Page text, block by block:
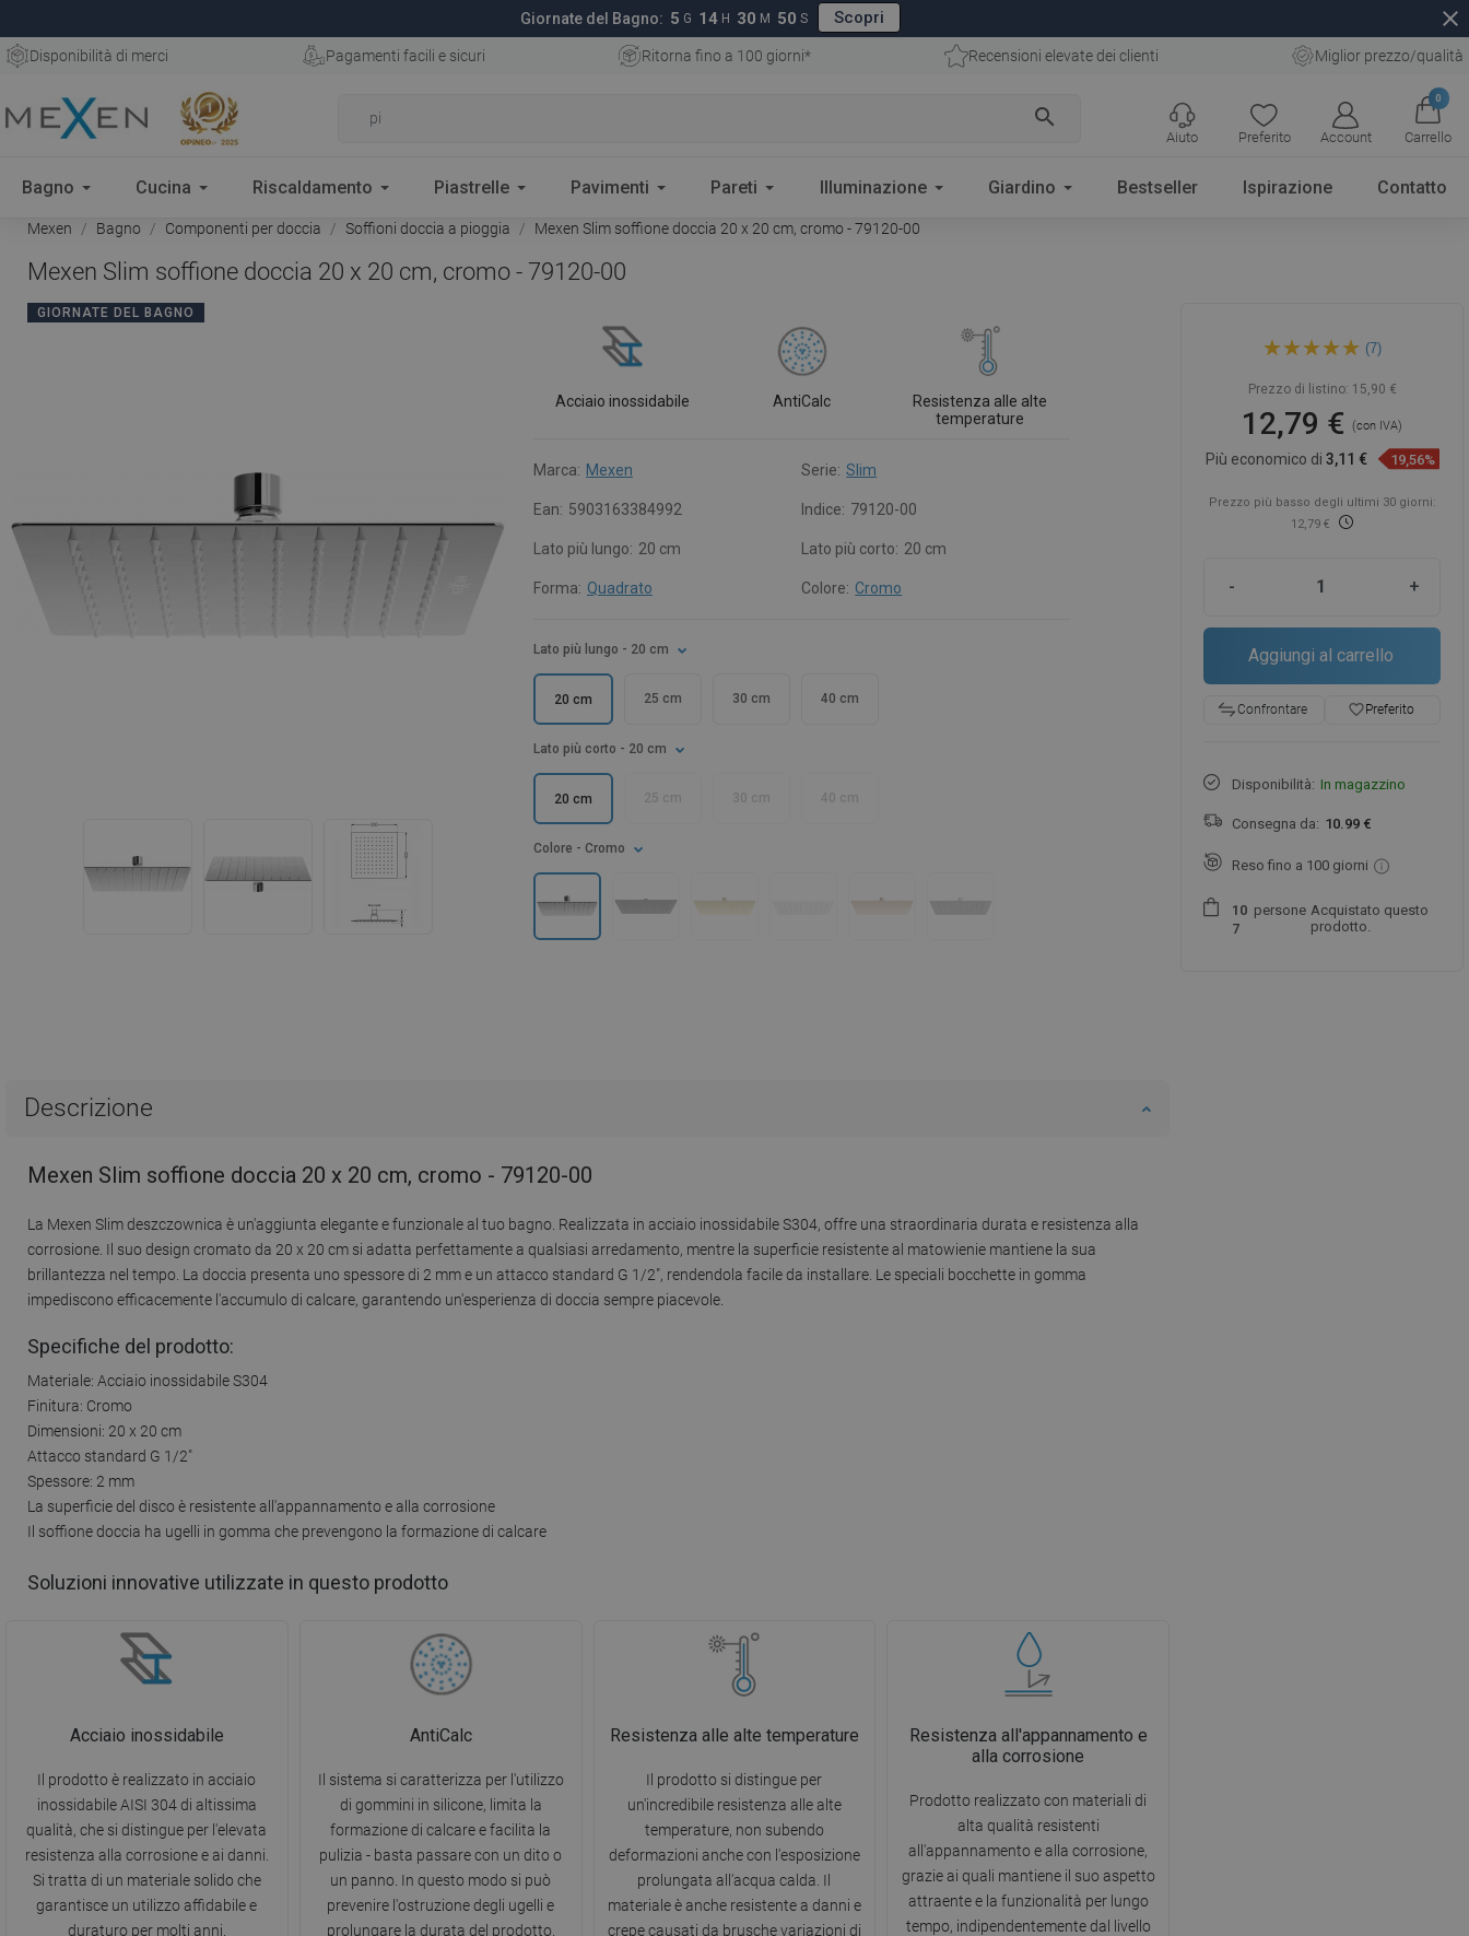
Giornate del Bagno: 5 G 14 H 30 M 49 S Scopri close
Disponibilità di merci Pagamenti facili e sicuri Ritorna fino a 100 giorni* Recensioni elevate dei clienti Miglior prezzo/qualità
search
Preferito Account
0
Carrello
Aiuto
Bagno Cucina Riscaldamento Piastrelle Pavimenti Pareti Illuminazione Giardino Bestseller Ispirazione Contatto
Mexen Bagno Componenti per doccia Soffioni doccia a pioggia Mexen Slim soffione doccia 20 x 20 cm, cromo - 79120-00
Mexen Slim soffione doccia 20 x 20 cm, cromo - 79120-00
GIORNATE DEL BAGNO
Acciaio inossidabile AntiCalc
Resistenza alle alte
temperature
Marca: Mexen Serie: Slim
Ean: 5903163384992 Indice: 79120-00
Lato più lungo: 20 cm Lato più corto: 20 cm
Forma: Quadrato Colore: Cromo
Lato più lungo - 20 cm
20 cm 25 cm 30 cm 40 cm
Lato più corto - 20 cm
20 cm 25 cm 30 cm 40 cm
Colore - Cromo
Descrizione
Mexen Slim soffione doccia 20 x 20 cm, cromo - 79120-00
La Mexen Slim deszczownica è un'aggiunta elegante e funzionale al tuo bagno. Realizzata in acciaio inossidabile S304, offre una straordinaria durata e resistenza alla
corrosione. Il suo design cromato da 20 x 20 cm si adatta perfettamente a qualsiasi arredamento, mentre la superficie resistente al matowienie mantiene la sua
brillantezza nel tempo. La doccia presenta uno spessore di 2 mm e un attacco standard G 1/2", rendendola facile da installare. Le speciali bocchette in gomma
impediscono efficacemente l'accumulo di calcare, garantendo un'esperienza di doccia sempre piacevole.
Specifiche del prodotto:
Materiale: Acciaio inossidabile S304
Finitura: Cromo
Dimensioni: 20 x 20 cm
Attacco standard G 1/2"
Spessore: 2 mm
La superficie del disco è resistente all'appannamento e alla corrosione
Il soffione doccia ha ugelli in gomma che prevengono la formazione di calcare
Soluzioni innovative utilizzate in questo prodotto
Acciaio inossidabile
Il prodotto è realizzato in acciaio
inossidabile AISI 304 di altissima
qualità, che si distingue per l'elevata
resistenza alla corrosione e ai danni.
Si tratta di un materiale solido che
garantisce un utilizzo affidabile e
duraturo per molti anni.
AntiCalc
Il sistema si caratterizza per l'utilizzo
di gommini in silicone, limita la
formazione di calcare e facilita la
pulizia - basta passare con un dito o
un panno. In questo modo si può
prevenire l'ostruzione degli ugelli e
prolungare la durata del prodotto.
Resistenza alle alte temperature
Il prodotto si distingue per
un'incredibile resistenza alle alte
temperature, non subendo
deformazioni anche con l'esposizione
prolungata all'acqua calda. Il
materiale è anche resistente a danni e
crepe causati da brusche variazioni di
Resistenza all'appannamento e
alla corrosione
Prodotto realizzato con materiali di
alta qualità resistenti
all'appannamento e alla corrosione,
grazie ai quali mantiene il suo aspetto
attraente e la funzionalità per lungo
tempo, indipendentemente dal livello
Mexen Slim soffione doccia
20 x 20 cm, cromo - 79120-00
(7)
Prezzo di listino: 15,90 €
12,79 €(con IVA)
Più economico di3,11 € 19,56%
Prezzo più basso degli ultimi 30 giorni:
12,79 €
- +
Aggiungi al carrello
Confrontare favorite_borderPreferito
Disponibilità: In magazzino
Consegna da: 10.99 €
Reso fino a 100 giorni
1 0
7
persone Acquistato questo
prodotto.